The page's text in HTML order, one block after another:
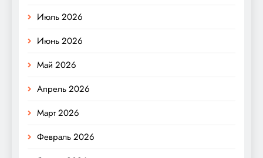
Июль 2026
Июнь 2026
Май 2026
Апрель 2026
Март 2026
Февраль 2026